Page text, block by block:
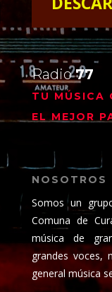
Radio77
TU MÚSICA
EL MEJOR
NOSOTROS
Somos un
Comuna de
música de
grandes voces,
general música